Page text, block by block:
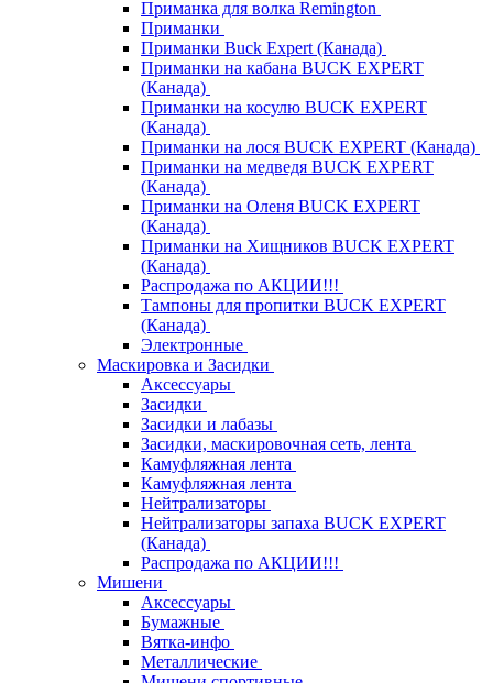
Приманка для волка Remington
Приманки
Приманки Buck Expert (Канада)
Приманки на кабана BUCK EXPERT
(Канада)
Приманки на косулю BUCK EXPERT
(Канада)
Приманки на лося BUCK EXPERT (Канада)
Приманки на медведя BUCK EXPERT
(Канада)
Приманки на Оленя BUCK EXPERT
(Канада)
Приманки на Хищников BUCK EXPERT
(Канада)
Распродажа по АКЦИИ!!!
Тампоны для пропитки BUCK EXPERT
(Канада)
Электронные
Маскировка и Засидки
Аксессуары
Засидки
Засидки и лабазы
Засидки, маскировочная сеть, лента
Камуфляжная лента
Камуфляжная лента
Нейтрализаторы
Нейтрализаторы запаха BUCK EXPERT
(Канада)
Распродажа по АКЦИИ!!!
Мишени
Аксессуары
Бумажные
Вятка-инфо
Металлические